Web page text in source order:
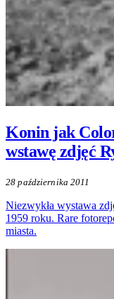
Konin jak
wstawę zdjęć
28 października 2011
Niezwykła wystawa
1959 roku. Rare
miasta.